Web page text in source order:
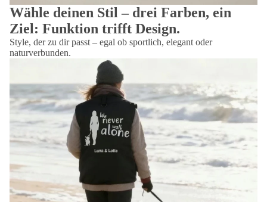
Wähle deinen Stil – drei Farben, ein
Ziel: Funktion trifft Design.
Style, der zu dir passt – egal ob sportlich, elegant oder
naturverbunden.